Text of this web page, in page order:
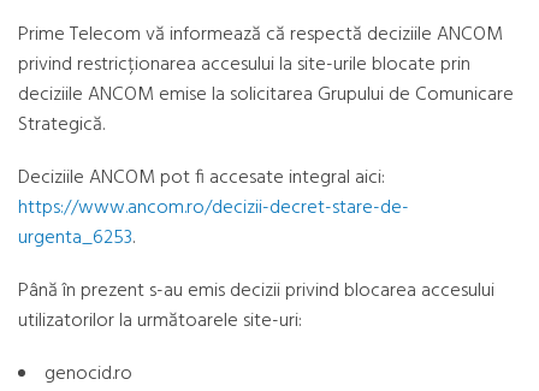
Prime Telecom vă informează că respectă deciziile ANCOM
privind restricționarea accesului la site-urile blocate prin
deciziile ANCOM emise la solicitarea Grupului de Comunicare
Strategică.
Deciziile ANCOM pot fi accesate integral aici:
https://www.ancom.ro/decizii-decret-stare-de-
urgenta_6253.
Până în prezent s-au emis decizii privind blocarea accesului
utilizatorilor la următoarele site-uri:
genocid.ro